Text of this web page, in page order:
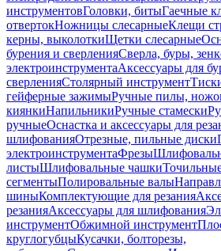
инструментовГоловки, битыГаечные
отвертокНожницы слесарныеКлещи
керны, выколоткиЩетки слесарные
бурения и сверленияСверла, буры,
электроинструментаАксессуары для
сверленияСтолярный инструмент
гейферные зажимыРучные пилы,
киянкиНапильникиРучные стамески
ручныеОснастка и аксессуары для
шлифованияОтрезные, пильные диски
электроинструментаФрезы
листыШлифовальные чашки
сегментыПолировальные валы
шиныКомплектующие для резания
резанияАксессуары для шлифования
инструментОбжимной инструмент
круглогубцыКусачки, болторезы,